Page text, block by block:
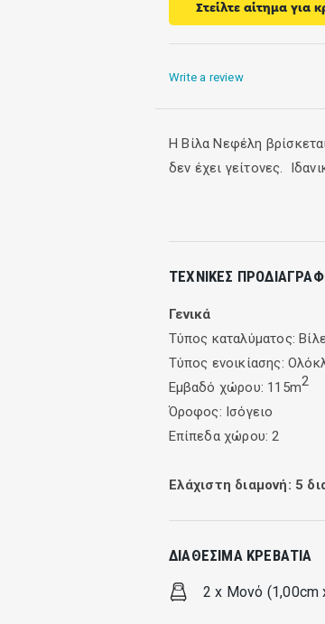
Στείλτε αίτημα για
Write a review
Η Βίλα Νεφέλη
δεν έχει γείτονες.
ΤΕΧΝΙΚΈΣ
Γενικά
Τύπος καταλύματος:
Τύπος ενοικίασης:
Εμβαδό χώρου: 115m2
Όροφος: Ισόγειο
Επίπεδα χώρου: 2
Ελάχιστη διαμονή: 5
ΔΙΑΘΈΣΙΜΑ ΚΡΕΒΆΤΙΑ
2 x Μονό (1,00cm